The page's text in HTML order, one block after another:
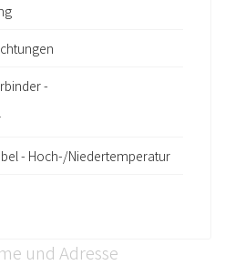
-
- Hoch-/Niedertemperatur
und Adresse